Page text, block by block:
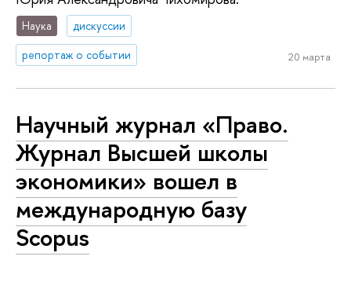
Наука
дискуссии
репортаж о событии
20 марта
Научный журнал «Право.
Журнал Высшей школы
экономики» вошел в
международную базу
Scopus